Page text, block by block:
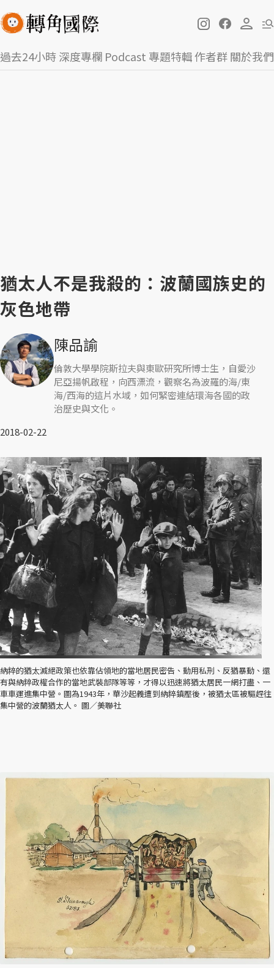
過去24小時深度專欄 Podcast 專題特輯作者群關於我們
猶太人不是我殺的：波蘭國族史的
灰色地帶
陳品諭
倫敦大學學院斯拉夫與東歐研究所博士生，自愛沙
尼亞揚帆啟程，向西漂流，觀察名為波羅的海/東
海/西海的這片水域，如何緊密連結環海各國的政
治歷史與文化。
2018-02-22
納粹的猶太滅絕政策也依靠佔領地的當地居民密告、動用私刑、反猶暴動、還
有與納粹政權合作的當地武裝部隊等等，才得以迅速將猶太居民一網打盡、一
車車運進集中營。圖為1943年，華沙起義遭到納粹鎮壓後，被猶太區被驅趕往
集中營的波蘭猶太人。 圖／美聯社